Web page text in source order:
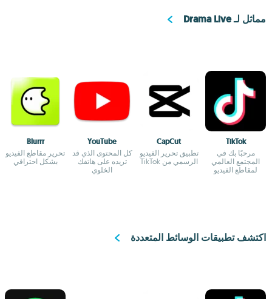
مماثل لـ Drama Live
TikTok
مرحبًا بك في
المجتمع العالمي
لمقاطع الفيديو
CapCut
تطبيق تحرير الفيديو
الرسمي من TikTok
YouTube
كل المحتوى الذي قد
تريده على هاتفك
الخلوي
Blurrr
تحرير مقاطع الفيديو
بشكل احترافي
اكتشف تطبيقات الوسائط المتعددة